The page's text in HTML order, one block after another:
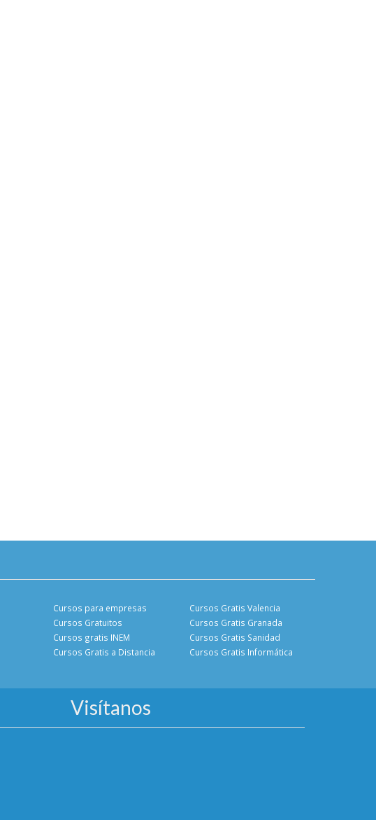
Cursos para empresas
Cursos Gratuitos
Cursos gratis INEM
Cursos Gratis a Distancia
Cursos Gratis Valencia
Cursos Gratis Granada
Cursos Gratis Sanidad
Cursos Gratis Informática
Visítanos